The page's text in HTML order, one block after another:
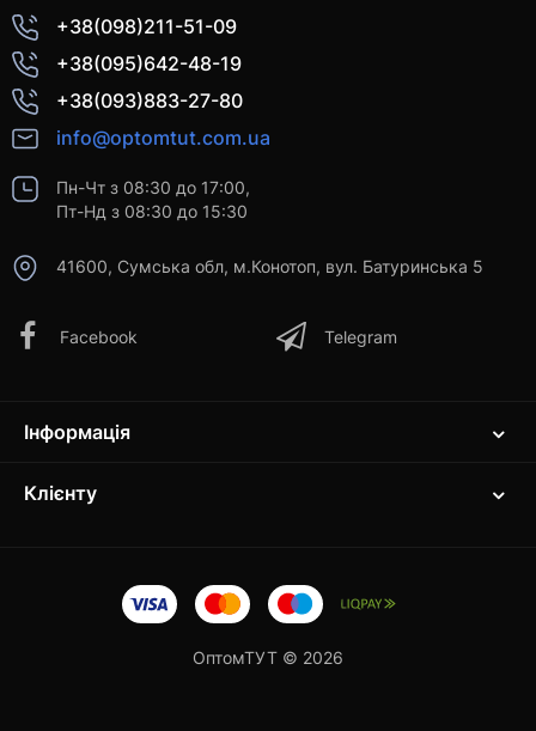
+38(098)211-51-09
+38(095)642-48-19
+38(093)883-27-80
info@optomtut.com.ua
Пн-Чт з 08:30 до 17:00,
Пт-Нд з 08:30 до 15:30
41600, Сумська обл, м.Конотоп, вул. Батуринська 5
Facebook Telegram
Інформація
Клієнту
ОптомТУТ © 2026